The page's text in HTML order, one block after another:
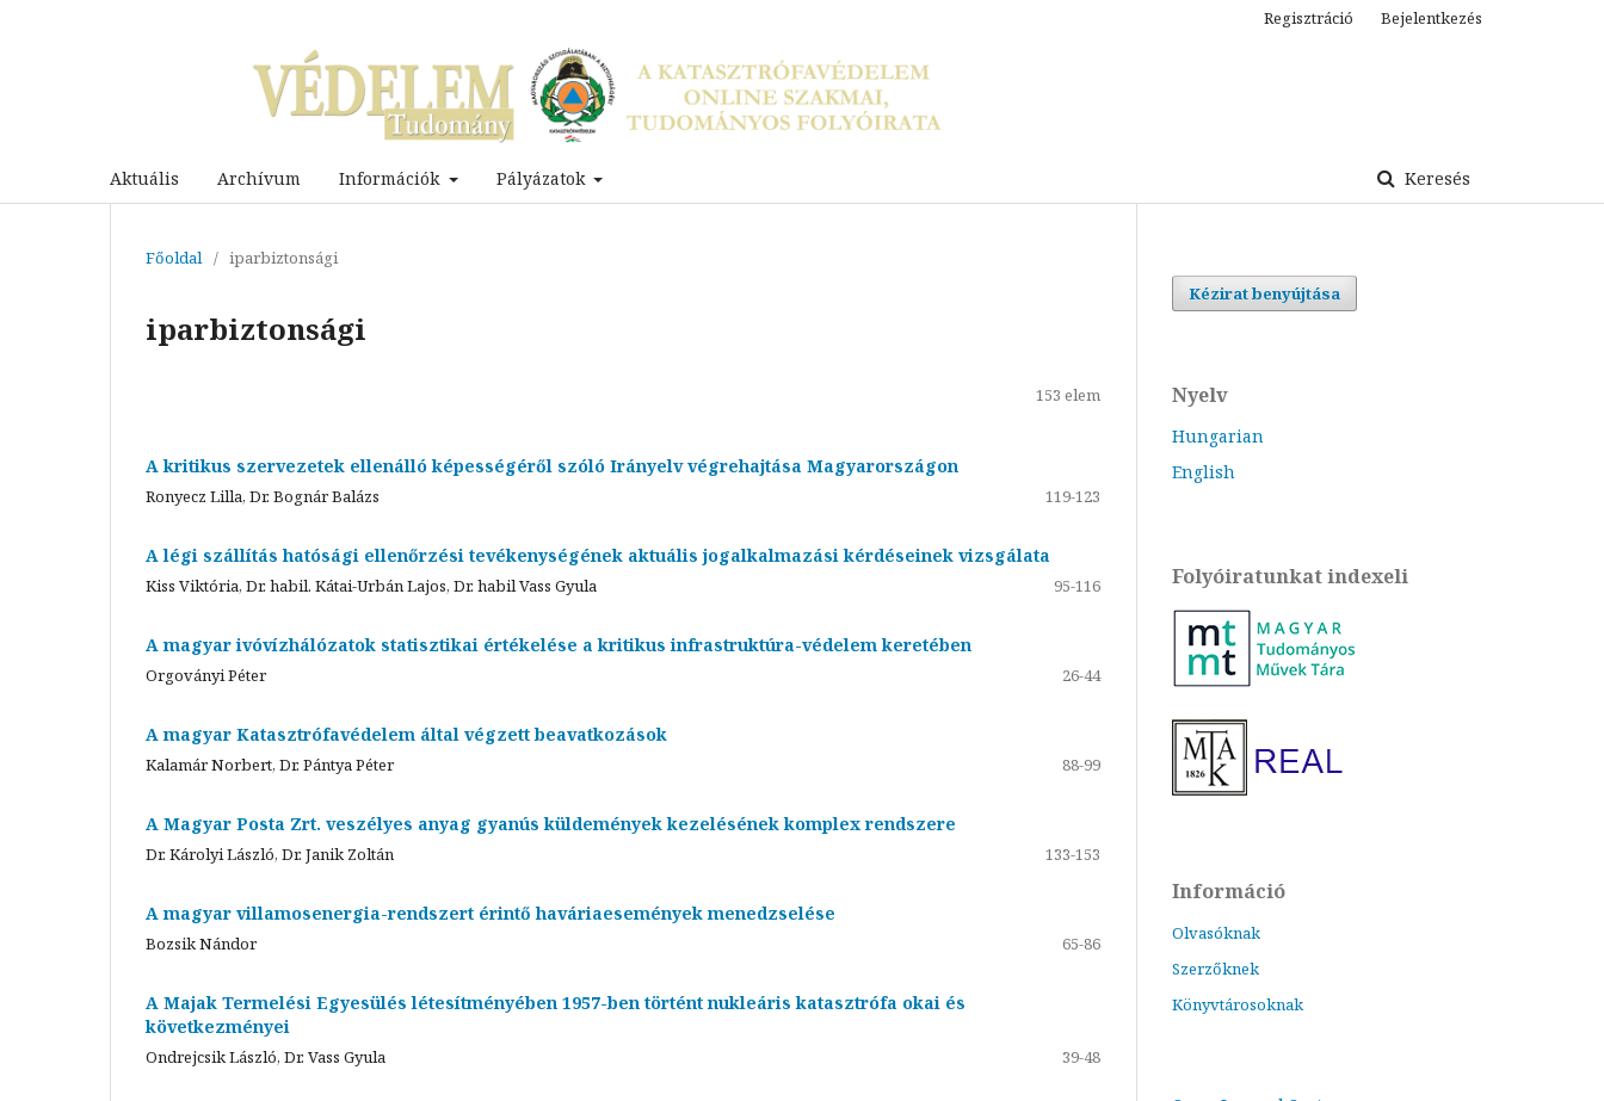
Aktuális Archívum Információk Pályázatok Keresés
Regisztráció Bejelentkezés
Főoldal / iparbiztonsági
iparbiztonsági
153 elem
A kritikus szervezetek ellenálló képességéről szóló Irányelv végrehajtása Magyarországon
Ronyecz Lilla, Dr. Bognár Balázs 119-123
A légi szállítás hatósági ellenőrzési tevékenységének aktuális jogalkalmazási kérdéseinek vizsgálata
Kiss Viktória, Dr. habil. Kátai-Urbán Lajos, Dr. habil Vass Gyula 95-116
A magyar ivóvízhálózatok statisztikai értékelése a kritikus infrastruktúra-védelem keretében
Orgoványi Péter 26-44
A magyar Katasztrófavédelem által végzett beavatkozások
Kalamár Norbert, Dr. Pántya Péter 88-99
A Magyar Posta Zrt. veszélyes anyag gyanús küldemények kezelésének komplex rendszere
Dr. Károlyi László, Dr. Janik Zoltán 133-153
A magyar villamosenergia-rendszert érintő haváriaesemények menedzselése
Bozsik Nándor 65-86
A Majak Termelési Egyesülés létesítményében 1957-ben történt nukleáris katasztrófa okai és
következményei
Ondrejcsik László, Dr. Vass Gyula 39-48
Kézirat benyújtása
Nyelv
Hungarian
English
Folyóiratunkat indexeli
Információ
Olvasóknak
Szerzőknek
Könyvtárosoknak